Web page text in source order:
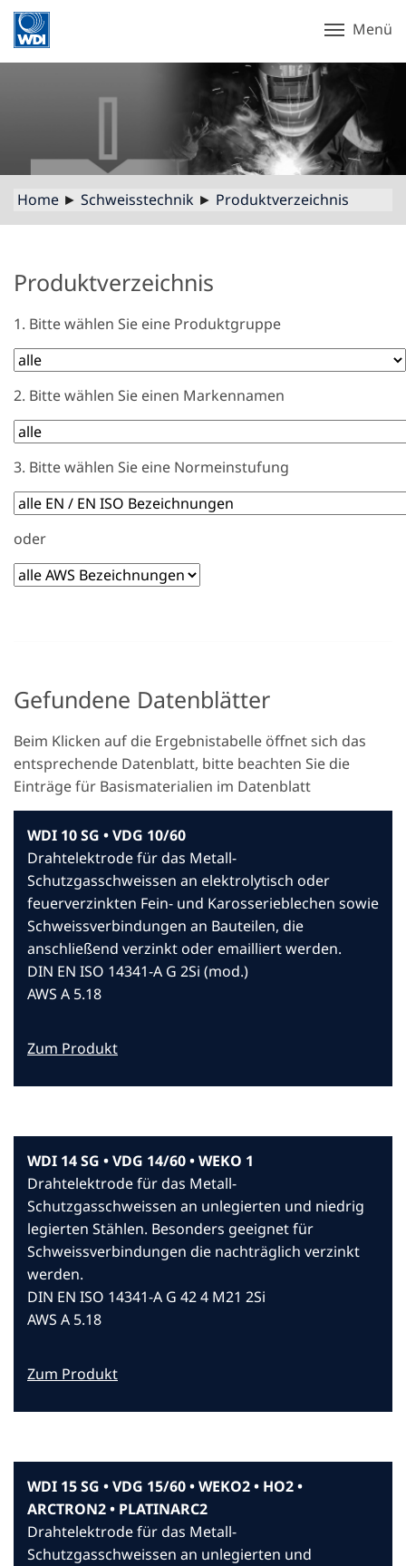
Menü
Home ► Schweisstechnik ► Produktverzeichnis
Produktverzeichnis
1. Bitte wählen Sie eine Produktgruppe
2. Bitte wählen Sie einen Markennamen
3. Bitte wählen Sie eine Normeinstufung
oder
Gefundene Datenblätter
Beim Klicken auf die Ergebnistabelle öffnet sich das
entsprechende Datenblatt, bitte beachten Sie die
Einträge für Basismaterialien im Datenblatt
WDI 10 SG • VDG 10/60
Drahtelektrode für das Metall-
Schutzgasschweissen an elektrolytisch oder
feuerverzinkten Fein- und Karosserieblechen sowie
Schweissverbindungen an Bauteilen, die
anschließend verzinkt oder emailliert werden.
DIN EN ISO 14341-A G 2Si (mod.)
AWS A 5.18
Zum Produkt
WDI 14 SG • VDG 14/60 • WEKO 1
Drahtelektrode für das Metall-
Schutzgasschweissen an unlegierten und niedrig
legierten Stählen. Besonders geeignet für
Schweissverbindungen die nachträglich verzinkt
werden.
DIN EN ISO 14341-A G 42 4 M21 2Si
AWS A 5.18
Zum Produkt
WDI 15 SG • VDG 15/60 • WEKO2 • HO2 •
ARCTRON2 • PLATINARC2
Drahtelektrode für das Metall-
Schutzgasschweissen an unlegierten und